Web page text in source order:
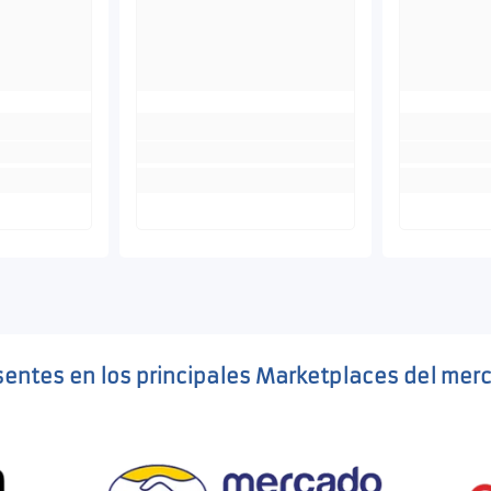
en los principales Marketplaces del